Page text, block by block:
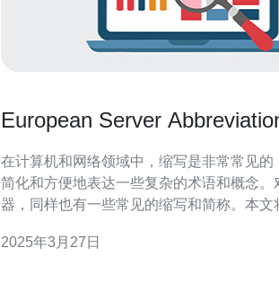
European Server
在计算机和网络领域中，缩写是非常常见的
简化和方便地表达一些复杂的术语和概念。
器，同样也有一些常见的缩写和简称。本文
Union）的缩写，也是指欧洲服务器（
2025年3月27日